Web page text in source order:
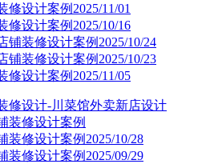
设计案例2025/11/01
修设计案例2025/10/16
铺装修设计案例2025/10/24
铺装修设计案例2025/10/23
修设计案例2025/11/05
修设计-川菜馆外卖新店设计
装修设计案例
装修设计案例2025/10/28
装修设计案例2025/09/29